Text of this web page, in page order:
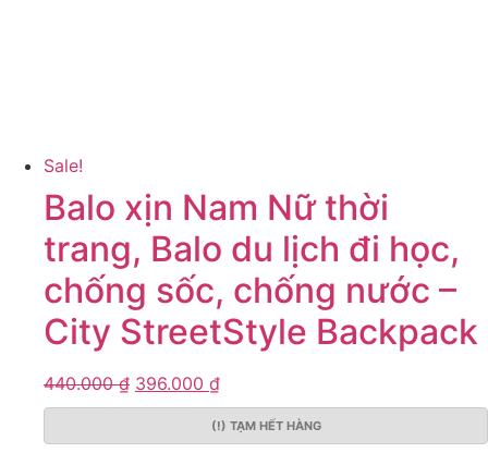
Sale!
Balo xịn Nam Nữ thời
trang, Balo du lịch đi học,
chống sốc, chống nước –
City StreetStyle Backpack
440.000₫ 396.000 ₫
(!) TẠM HẾT HÀNG